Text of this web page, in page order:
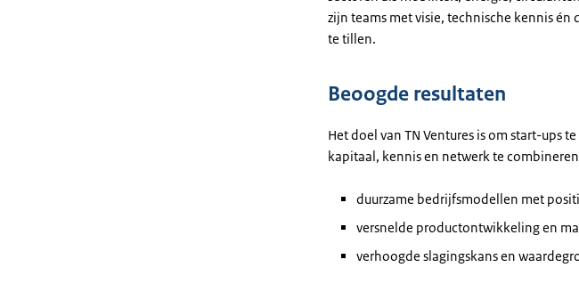
zijn teams met visie, technische kennis
te tillen.
Beoogde resultaten
Het doel van TN Ventures is om start-ups
kapitaal, kennis en netwerk te
duurzame bedrijfsmodellen met
versnelde productontwikkeling en
verhoogde slagingskans en